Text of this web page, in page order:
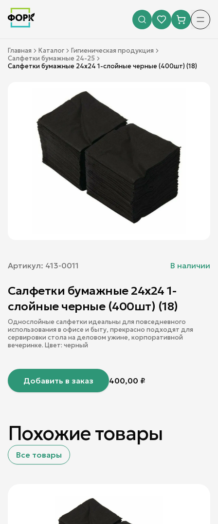
Главная Каталог
Гигиеническая продукция
Салфетки бумажные 24-25
Салфетки бумажные 24х24 1-слойные черные (400шт) (18)
Артикул: 413-0011 В наличии
Салфетки бумажные 24х24 1-
слойные черные (400шт) (18)
Однослойные салфетки идеальны для повседневного
использования в офисе и быту, прекрасно подходят для
сервировки стола на деловом ужине, корпоративной
вечеринке. Цвет: черный
Добавить в заказ 400,00 ₽
Похожие товары
Все товары